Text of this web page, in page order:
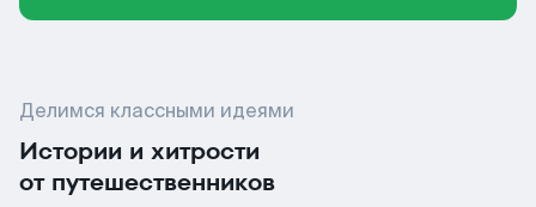
Делимся классными идеями
Истории и хитрости
от путешественников